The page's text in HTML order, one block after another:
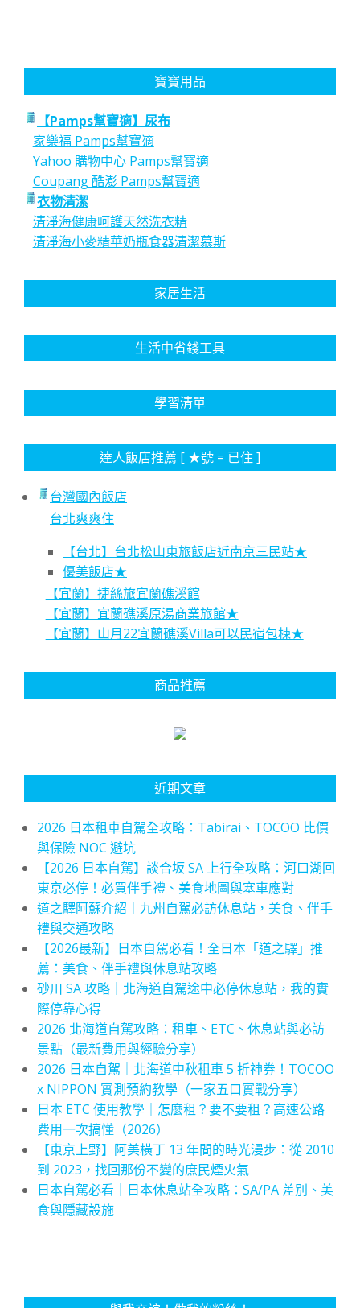
寶寶用品
【Pamps幫寶適】尿布
家樂福 Pamps幫寶適
Yahoo 購物中心 Pamps幫寶適
Coupang 酷澎 Pamps幫寶適
衣物清潔
清淨海健康呵護天然洗衣精
清淨海小麥精華奶瓶食器清潔慕斯
家居生活
生活中省錢工具
學習清單
達人飯店推薦 [ ★號 = 已住 ]
台灣國內飯店
台北爽爽住
【台北】台北松山東旅飯店近南京三民站★
優美飯店★
【宜蘭】捷絲旅宜蘭礁溪館
【宜蘭】宜蘭礁溪原湯商業旅館★
【宜蘭】山月22宜蘭礁溪Villa可以民宿包棟★
商品推薦
近期文章
2026 日本租車自駕全攻略：Tabirai、TOCOO 比價
與保險 NOC 避坑
【2026 日本自駕】談合坂 SA 上行全攻略：河口湖回
東京必停！必買伴手禮、美食地圖與塞車應對
道之驛阿蘇介紹｜九州自駕必訪休息站，美食、伴手
禮與交通攻略
【2026最新】日本自駕必看！全日本「道之驛」推
薦：美食、伴手禮與休息站攻略
砂川 SA 攻略｜北海道自駕途中必停休息站，我的實
際停靠心得
2026 北海道自駕攻略：租車、ETC、休息站與必訪
景點（最新費用與經驗分享）
2026 日本自駕｜北海道中秋租車 5 折神券！TOCOO
x NIPPON 實測預約教學（一家五口實戰分享）
日本 ETC 使用教學｜怎麼租？要不要租？高速公路
費用一次搞懂（2026）
【東京上野】阿美橫丁 13 年間的時光漫步：從 2010
到 2023，找回那份不變的庶民煙火氣
日本自駕必看｜日本休息站全攻略：SA/PA 差別、美
食與隱藏設施